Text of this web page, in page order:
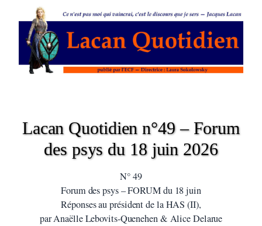
Lacan Quotidien n°49 – Forum
des psys du 18 juin 2026
N° 49
Forum des psys – FORUM du 18 juin
Réponses au président de la HAS (II),
par Anaëlle Lebovits-Quenehen & Alice Delarue